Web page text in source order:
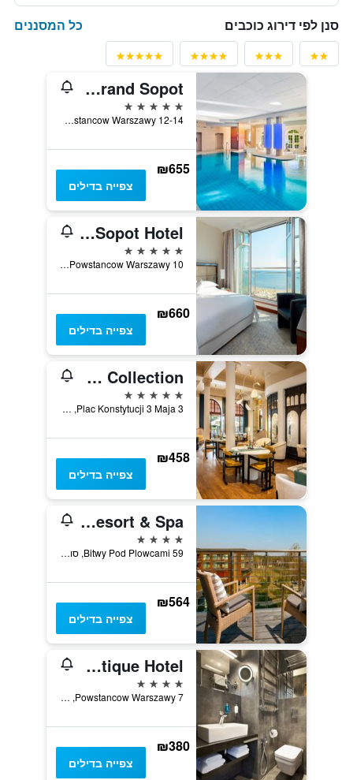
סנן לפי דירוג כוכבים כל המסננים
Sofitel Grand Sopot
5 כוכבים
Ul. Powstancow Warszawy 12-14, סופוט, מחוז פומרניה, פולין
₪655
צפייה בדילים
Sheraton Sopot Hotel
5 כוכבים
Powstancow Warszawy 10, סופוט, מחוז פומרניה, פולין
₪660
צפייה בדילים
Rezydent Hotel Sopot - MGallery Collection
5 כוכבים
Plac Konstytucji 3 Maja 3, סופוט, מחוז פומרניה, פולין
₪458
צפייה בדילים
Sopot Marriott Resort & Spa
4 כוכבים
Bitwy Pod Plowcami 59, סופוט, מחוז פומרניה, פולין
₪564
צפייה בדילים
Bayjonn Boutique Hotel
4 כוכבים
Powstancow Warszawy 7, סופוט, מחוז פומרניה, פולין
₪380
צפייה בדילים